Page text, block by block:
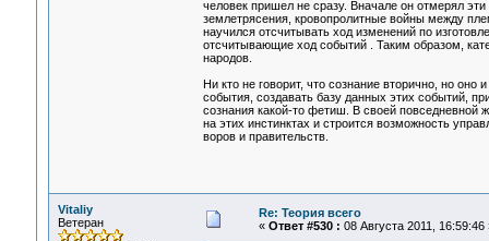
человек пришел не сразу. Вначале он отмерял
землетрясения, кровопролитные войны между
научился отсчитывать ход изменений по
отсчитывающие ход событий . Таким образом,
народов.
Ни кто не говорит, что сознание вторично, но
события, создавать базу данных этих событий,
сознания какой-то фетиш. В своей повседневной
на этих инстинктах и строится возможность
воров и правительств.
Vitaliy
Ветеран
Re: Теория всего
« Ответ #530 : 08 Августа 2011, 16:59:46